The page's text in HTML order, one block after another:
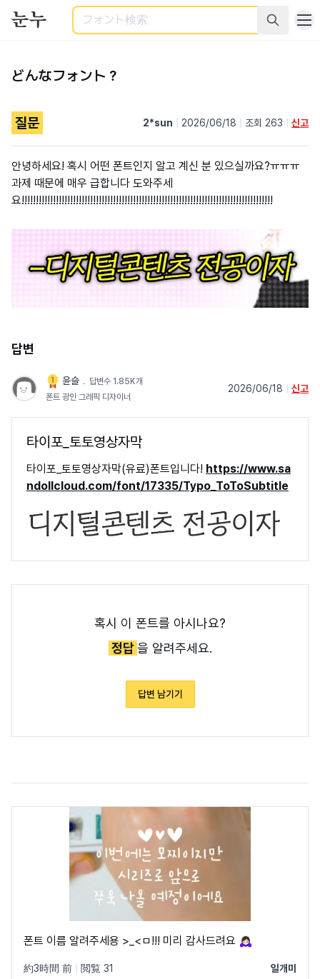
検索
どんなフォント？
질문 2*sun 2026/06/18 조회 263 신고
안녕하세요! 혹시 어떤 폰트인지 알고 계신 분 있으실까요?ㅠㅠㅠ
과제 때문에 매우 급합니다 도와주세
요!!!!!!!!!!!!!!!!!!!!!!!!!!!!!!!!!!!!!!!!!!!!!!!!!!!!!!!!!!!!!!!!!!!!!!!!!!!!!!!!!!!!!!!!
답변
윤슬 ﹒ 답변수 1.85K개
폰트 광인 그래픽 디자이너
2026/06/18 신고
타이포_토토영상자막
타이포_토토영상자막(유료)폰트입니다! https://www.sa
ndollcloud.com/font/17335/Typo_ToToSubtitle
혹시 이 폰트를 아시나요?
정답을 알려주세요.
답변 남기기
폰트 이름 알려주세용 >_<ㅁ!!! 미리 감사드려요 🙇🏻‍♀️
約3時間 前 閲覧 31 일개미